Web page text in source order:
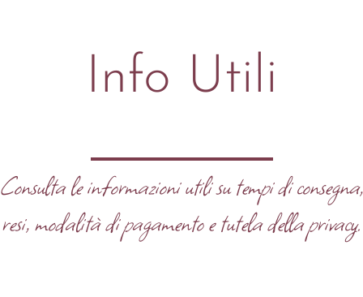
Info Utili
Consulta le informazioni utili su tempi di consegna,
resi, modalità di pagamento e tutela della privacy.